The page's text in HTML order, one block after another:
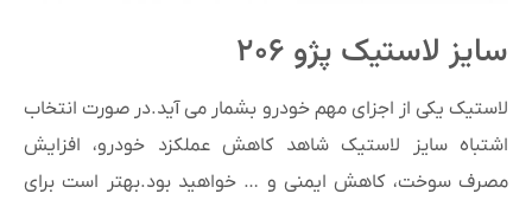
سایز لاستیک پژو ۲۰۶
لاستیک یکی از اجزای مهم خودرو بشمار می آید.در صورت انتخاب
اشتباه سایز لاستیک شاهد کاهش عملکزد خودرو، افزایش
مصرف سوخت، کاهش ایمنی و … خواهید بود.بهتر است برای